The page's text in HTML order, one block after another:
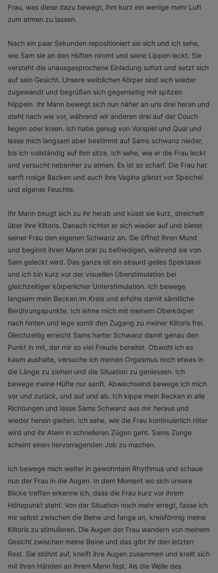
Frau, was diese dazu bewegt, ihm kurz ein wenige mehr Luft
zum atmen zu lassen.
Nach ein paar Sekunden repositioniert sie sich und ich sehe,
wie Sam sie an den Hüften nimmt und seine Lippen leckt. Sie
versteht die unausgesprochene Einladung sofort und setzt sich
auf sein Gesicht. Unsere weiblichen Körper sind sich wieder
zugewandt und begrüßen sich gegenseitig mit spitzen
Nippeln. Ihr Mann bewegt sich nun näher an uns drei heran und
steht nach wie vor, während wir anderen drei auf der Couch
liegen oder knien. Ich habe genug von Vorspiel und Qual und
lasse mich langsam aber bestimmt auf Sams schwanz nieder,
bis ich vollständig auf ihm sitze. Ich sehe, wie er die Frau leckt
und versucht nebenher zu atmen. Es ist so scharf. Die Frau hat
sanft rosige Backen und auch ihre Vagina glänzt vor Speichel
und eigener Feuchte.
Ihr Mann beugt sich zu ihr herab und küsst sie kurz, streichelt
über ihre Klitoris. Danach richtet er sich wieder auf und bietet
seiner Frau den eigenen Schwanz an. Sie öffnet ihren Mund
und beginnt ihren Mann oral zu befriedigen, während sie von
Sam geleckt wird. Das ganze ist ein absurd geiles Spektakel
und ich bin kurz vor der visuellen Überstimulation bei
gleichzeitiger körperlicher Unterstimulation. Ich bewege
langsam mein Becken im Kreis und erhöhe damit sämtliche
Berührungspunkte. Ich lehne mich mit meinem Oberkörper
nach hinten und lege somit den Zugang zu meiner Klitoris frei.
Gleichzeitig erreicht Sams harter Schwanz damit genau den
Punkt in mit, der mir so viel Freude bereitet. Obwohl ich es
kaum aushalte, versuche ich meinen Orgasmus noch etwas in
die Länge zu ziehen und die Situation zu geniessen. Ich
bewege meine Hüfte nur sanft. Abwechselnd bewege ich mich
vor und zurück, und auf und ab. Ich kippe mein Becken in alle
Richtungen und lasse Sams Schwanz aus mir heraus und
wieder herein gleiten. Ich sehe, wie die Frau kontinuierlich röter
wird und ihr Atem in schnelleren Zügen geht. Sams Zunge
scheint einen hervorragenden Job zu machen.
Ich bewege mich weiter in gewohntem Rhythmus und schaue
nun der Frau in die Augen. In dem Moment wo sich unsere
Blicke treffen erkenne ich, dass die Frau kurz vor ihrem
Höhepunkt steht. Von der Situation noch mehr erregt, fasse ich
mir selbst zwischen die Beine und fange an, kreisförmig meine
Klitoris zu stimulieren. Die Augen der Frau wandern von meinem
Gesicht zwischen meine Beine und das gibt ihr den letzten
Rest. Sie stöhnt auf, kneift ihre Augen zusammen und krallt sich
mit ihren Händen an ihrem Mann fest. Als die Welle des